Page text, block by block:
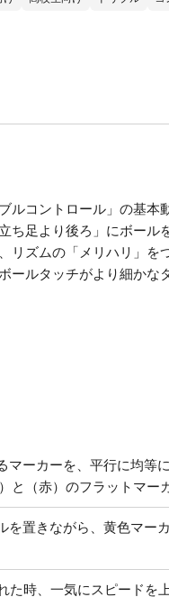
ルコントロール」の基本
ち足より後ろ」にボー
リズムの「メリハリ」
ールタッチがより細かな
マーカーを、平行に均等
と（赤）のフラットマー
を置きながら、黄色マー
た時、一気にスピードを